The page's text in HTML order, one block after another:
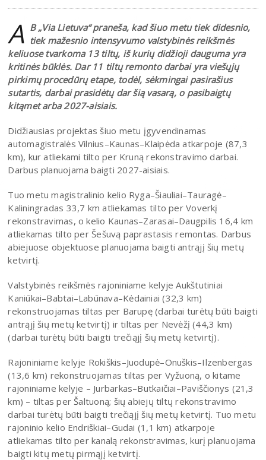
A B „Via Lietuva“ praneša, kad šiuo metu tiek didesnio,
tiek mažesnio intensyvumo valstybinės reikšmės
keliuose tvarkoma 13 tiltų, iš kurių didžioji dauguma yra
kritinės būklės. Dar 11 tiltų remonto darbai yra viešųjų
pirkimų procedūrų etape, todėl, sėkmingai pasirašius
sutartis, darbai prasidėtų dar šią vasarą, o pasibaigtų
kitąmet arba 2027-aisiais.
Didžiausias projektas šiuo metu įgyvendinamas
automagistralės Vilnius–Kaunas–Klaipėda atkarpoje (87,3
km), kur atliekami tilto per Kruną rekonstravimo darbai.
Darbus planuojama baigti 2027-aisiais.
Tuo metu magistralinio kelio Ryga–Šiauliai–Tauragė–
Kaliningradas 33,7 km atliekamas tilto per Voverkį
rekonstravimas, o kelio Kaunas–Zarasai–Daugpilis 16,4 km
atliekamas tilto per Šešuvą paprastasis remontas. Darbus
abiejuose objektuose planuojama baigti antrąjį šių metų
ketvirtį.
Valstybinės reikšmės rajoniniame kelyje Aukštutiniai
Kaniūkai–Babtai–Labūnava–Kėdainiai (32,3 km)
rekonstruojamas tiltas per Barupę (darbai turėtų būti baigti
antrąjį šių metų ketvirtį) ir tiltas per Nevėžį (44,3 km)
(darbai turėtų būti baigti trečiąjį šių metų ketvirtį).
Rajoniniame kelyje Rokiškis–Juodupė–Onuškis–Ilzenbergas
(13,6 km) rekonstruojamas tiltas per Vyžuoną, o kitame
rajoniniame kelyje – Jurbarkas–Butkaičiai–Paviščionys (21,3
km) – tiltas per Šaltuoną; šių abiejų tiltų rekonstravimo
darbai turėtų būti baigti trečiąjį šių metų ketvirtį. Tuo metu
rajoninio kelio Endriškiai–Gudai (1,1 km) atkarpoje
atliekamas tilto per kanalą rekonstravimas, kurį planuojama
baigti kitų metų pirmąjį ketvirtį.